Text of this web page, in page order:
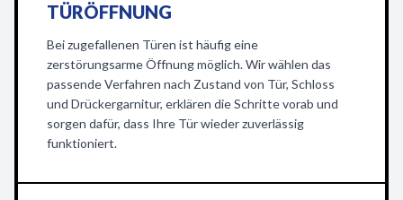
TÜRÖFFNUNG
Bei zugefallenen Türen ist häufig eine
zerstörungsarme Öffnung möglich. Wir wählen das
passende Verfahren nach Zustand von Tür, Schloss
und Drückergarnitur, erklären die Schritte vorab und
sorgen dafür, dass Ihre Tür wieder zuverlässig
funktioniert.